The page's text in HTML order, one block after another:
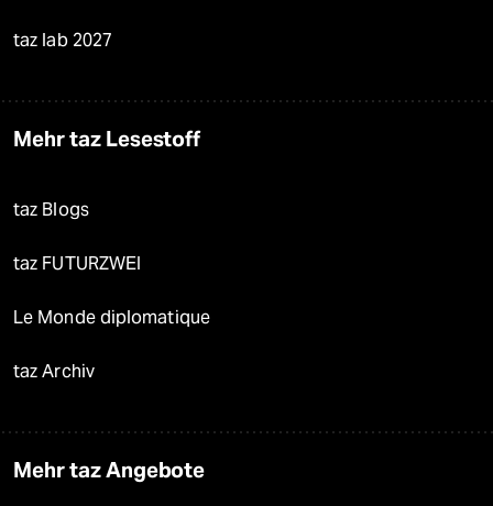
taz lab 2027
Mehr taz Lesestoff
taz Blogs
taz FUTURZWEI
Le Monde diplomatique
taz Archiv
Mehr taz Angebote